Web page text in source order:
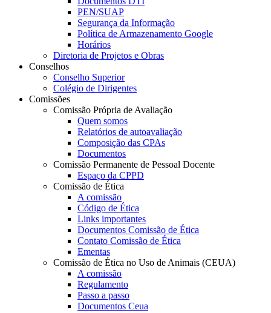
PEN/SUAP
Segurança da Informação
Política de Armazenamento Google
Horários
Diretoria de Projetos e Obras
Conselhos
Conselho Superior
Colégio de Dirigentes
Comissões
Comissão Própria de Avaliação
Quem somos
Relatórios de autoavaliação
Composição das CPAs
Documentos
Comissão Permanente de Pessoal Docente
Espaço da CPPD
Comissão de Ética
A comissão
Código de Ética
Links importantes
Documentos Comissão de Ética
Contato Comissão de Ética
Ementas
Comissão de Ética no Uso de Animais (CEUA)
A comissão
Regulamento
Passo a passo
Documentos Ceua